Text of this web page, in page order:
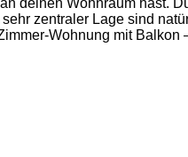
zentraler Lage sind
Wohnung mit Balkon